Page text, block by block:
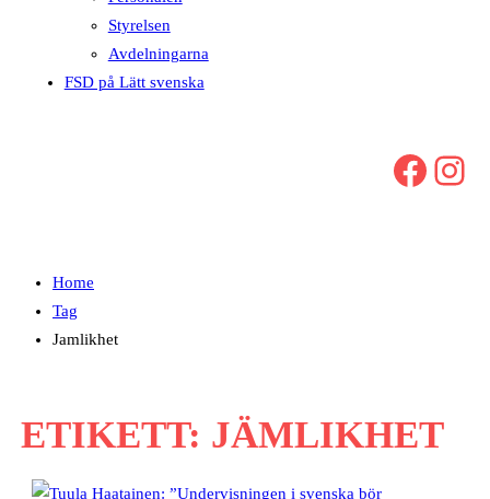
Styrelsen
Avdelningarna
FSD på Lätt svenska
Facebook Instagram
Home
Tag
Jamlikhet
ETIKETT: JÄMLIKHET